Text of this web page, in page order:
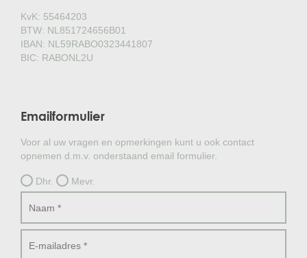
KvK: 55464203
BTW: NL851724656B01
IBAN: NL59RABO0323441807
BIC: RABONL2U
Emailformulier
Voor al uw vragen en opmerkingen kunt u ook contact
opnemen d.m.v. onderstaand email formulier.
Dhr. Mevr.